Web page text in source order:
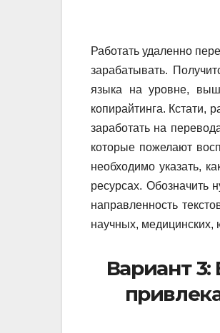
Работать удаленно
зарабатывать.
языка на уровне,
копирайтинга. Кстати,
заработать на
которые пожелают
необходимо указать,
ресурсах. Обозначить
направленность
научных, медицинских,
Вариант